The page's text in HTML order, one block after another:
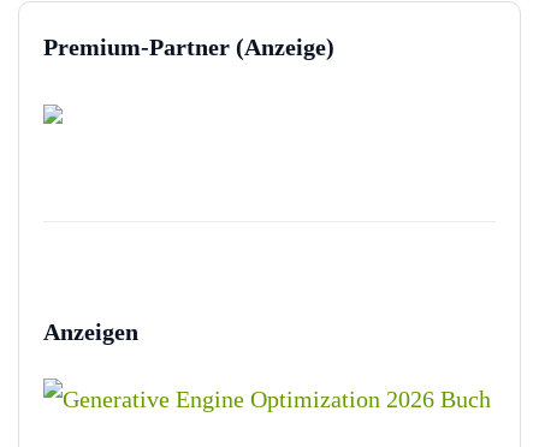
Premium-Partner (Anzeige)
Anzeigen